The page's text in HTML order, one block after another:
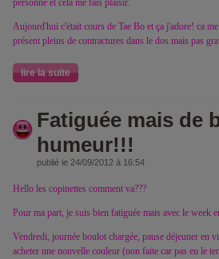
personne et cela me fais plaisir.
Aujourd'hui c'était cours de Tae Bo et ça j'adore! ca
présent pleins de contractures dans le dos mais pas
lire la suite
Fatiguée mais de
humeur!!!
publié le 24/09/2012 à 16:54
Hello les copinettes comment va???
Pour ma part, je suis bien fatiguée mais avec le week
Vendredi, journée boulot chargée, pause déjeuner en
acheter une nouvelle couleur (non faite car pas eu le